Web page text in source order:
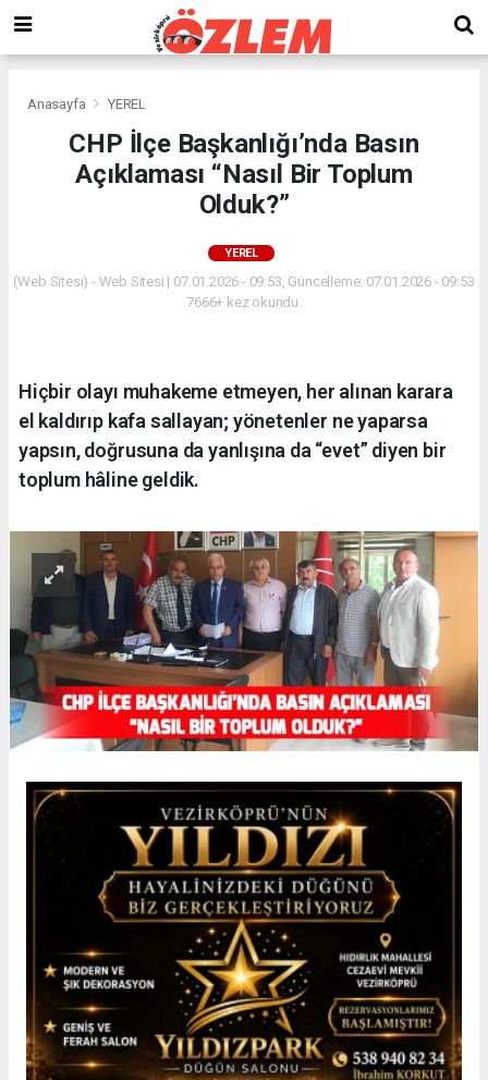
Anasayfa YEREL
CHP İlçe Başkanlığı’nda Basın
Açıklaması “Nasıl Bir Toplum
Olduk?”
YEREL
(Web Sitesi) - Web Sitesi | 07.01.2026 - 09:53, Güncelleme: 07.01.2026 - 09:53
7666+ kez okundu.
Hiçbir olayı muhakeme etmeyen, her alınan karara
el kaldırıp kafa sallayan; yönetenler ne yaparsa
yapsın, doğrusuna da yanlışına da “evet” diyen bir
toplum hâline geldik.